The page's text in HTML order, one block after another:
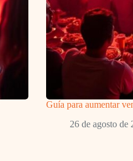
Guía para aumentar
26 de agosto de